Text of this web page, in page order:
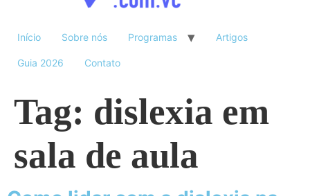
Início Sobre nós Programas Artigos
Guia 2026 Contato
Tag: dislexia em
sala de aula